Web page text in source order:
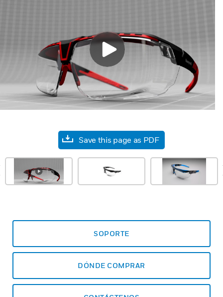
Save this page as PDF
SOPORTE
DÓNDE COMPRAR